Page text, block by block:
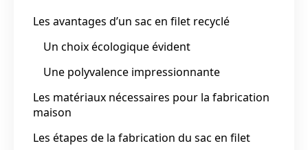
Les avantages d’un sac en filet recyclé
Un choix écologique évident
Une polyvalence impressionnante
Les matériaux nécessaires pour la fabrication
maison
Les étapes de la fabrication du sac en filet